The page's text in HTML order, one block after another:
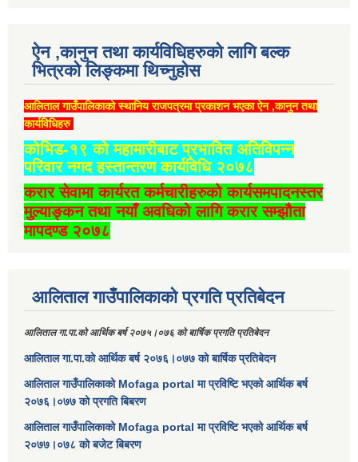
ऐन ,कानुन तथा कार्यविधिहरुको लागि बल्क
भित्रको लिङ्कमा थिच्‍नुहोस
आलिताल गाउँपालिकाको स्थानिय राजपत्रमा प्रकाशन भएका ऐन ,कानुन तथा
कार्यविधिहरु
कोभिड-१९ को महामारीबाट प्रभावित अतिविपन्न
परिवार नगद हस्तान्तरण कार्यविधि २०७८
करार सेवामा कार्यरत कर्मचारीहरुको कार्यसमपादनस्तर
मुल्याङ्कन तथा नयाँ अवधिको लागि करार सम्झौता
मापदण्ड २०७८
आलिताल गाउँपालिकाको प्रगति प्रतिबेदन
आलिताल गा.पा.को आर्थिक बर्ष २०७५।०७६ को बार्षिक प्रगति प्रतिबेदन
आलिताल गा.पा.को आर्थिक बर्ष २०७६।०७७ को बार्षिक प्रतिबेदन
आलिताल गाउँपालिकाको Mofaga portal मा प्रविष्टि भएको आर्थिक बर्ष
२०७६।०७७ को प्रगति बिबरण
आलिताल गाउँपालिकाको Mofaga portal मा प्रविष्टि भएको आर्थिक बर्ष
२०७७।०७८ को बजेट बिबरण